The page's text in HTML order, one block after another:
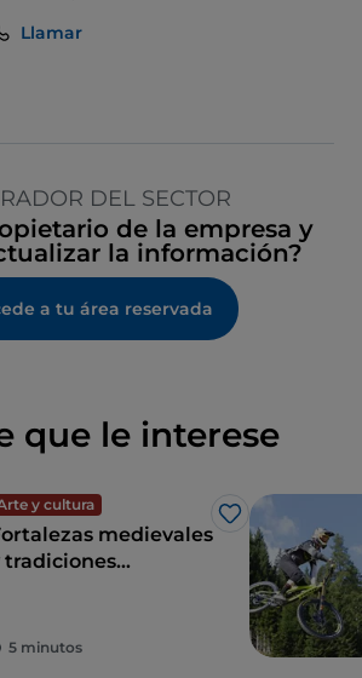
Llamar
DEL SECTOR
de la empresa y
la información?
a tu área reservada
que le interese
y cultura
Me gusta
medievales
tradiciones
esto es el
5 minutos